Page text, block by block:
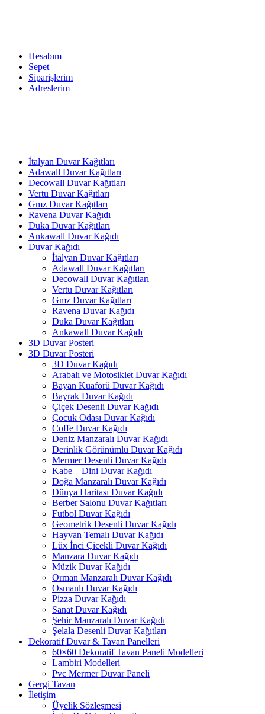
Hesabım
Sepet
Siparişlerim
Adreslerim
İtalyan Duvar Kağıtları
Adawall Duvar Kağıtları
Decowall Duvar Kağıtları
Vertu Duvar Kağıtları
Gmz Duvar Kağıtları
Ravena Duvar Kağıdı
Duka Duvar Kağıtları
Ankawall Duvar Kağıdı
Duvar Kağıdı
İtalyan Duvar Kağıtları
Adawall Duvar Kağıtları
Decowall Duvar Kağıtları
Vertu Duvar Kağıtları
Gmz Duvar Kağıtları
Ravena Duvar Kağıdı
Duka Duvar Kağıtları
Ankawall Duvar Kağıdı
3D Duvar Posteri
3D Duvar Posteri
3D Duvar Kağıdı
Arabalı ve Motosiklet Duvar Kağıdı
Bayan Kuaförü Duvar Kağıdı
Bayrak Duvar Kağıdı
Çiçek Desenli Duvar Kağıdı
Çocuk Odası Duvar Kağıdı
Coffe Duvar Kağıdı
Deniz Manzaralı Duvar Kağıdı
Derinlik Görünümlü Duvar Kağıdı
Mermer Desenli Duvar Kağıdı
Kabe – Dini Duvar Kağıdı
Doğa Manzaralı Duvar Kağıdı
Dünya Haritası Duvar Kağıdı
Berber Salonu Duvar Kağıtları
Futbol Duvar Kağıdı
Geometrik Desenli Duvar Kağıdı
Hayvan Temalı Duvar Kağıdı
Lüx İnci Çicekli Duvar Kağıdı
Manzara Duvar Kağıdı
Müzik Duvar Kağıdı
Orman Manzaralı Duvar Kağıdı
Osmanlı Duvar Kağıdı
Pizza Duvar Kağıdı
Sanat Duvar Kağıdı
Şehir Manzaralı Duvar Kağıdı
Şelala Desenli Duvar Kağıtları
Dekoratif Duvar & Tavan Panelleri
60×60 Dekoratif Tavan Paneli Modelleri
Lambiri Modelleri
Pvc Mermer Duvar Paneli
Gergi Tavan
İletişim
Üyelik Sözleşmesi